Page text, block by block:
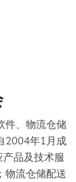
件、物流仓储
2004年1月成
品及技术服
物流仓储配送